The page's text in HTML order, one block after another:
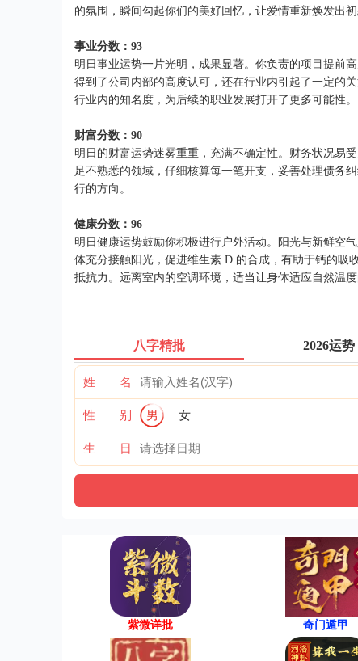
的氛围，瞬间勾起你们的美好回忆，让爱情重新焕发出初
事业分数：93
明日事业运势一片光明，成果显著。你负责的项目提前
得到了公司内部的高度认可，还在行业内引起了一定的
行业内的知名度，为后续的职业发展打开了更多可能性。
财富分数：90
明日的财富运势迷雾重重，充满不确定性。财务状况易
足不熟悉的领域，仔细核算每一笔开支，妥善处理债务
行的方向。
健康分数：96
明日健康运势鼓励你积极进行户外活动。阳光与新鲜空
体充分接触阳光，促进维生素 D 的合成，有助于钙的吸
抵抗力。远离室内的空调环境，适当让身体适应自然温
八字精批 2026运势
姓 名
性 别 男 女
生 日
紫微详批 奇门遁甲